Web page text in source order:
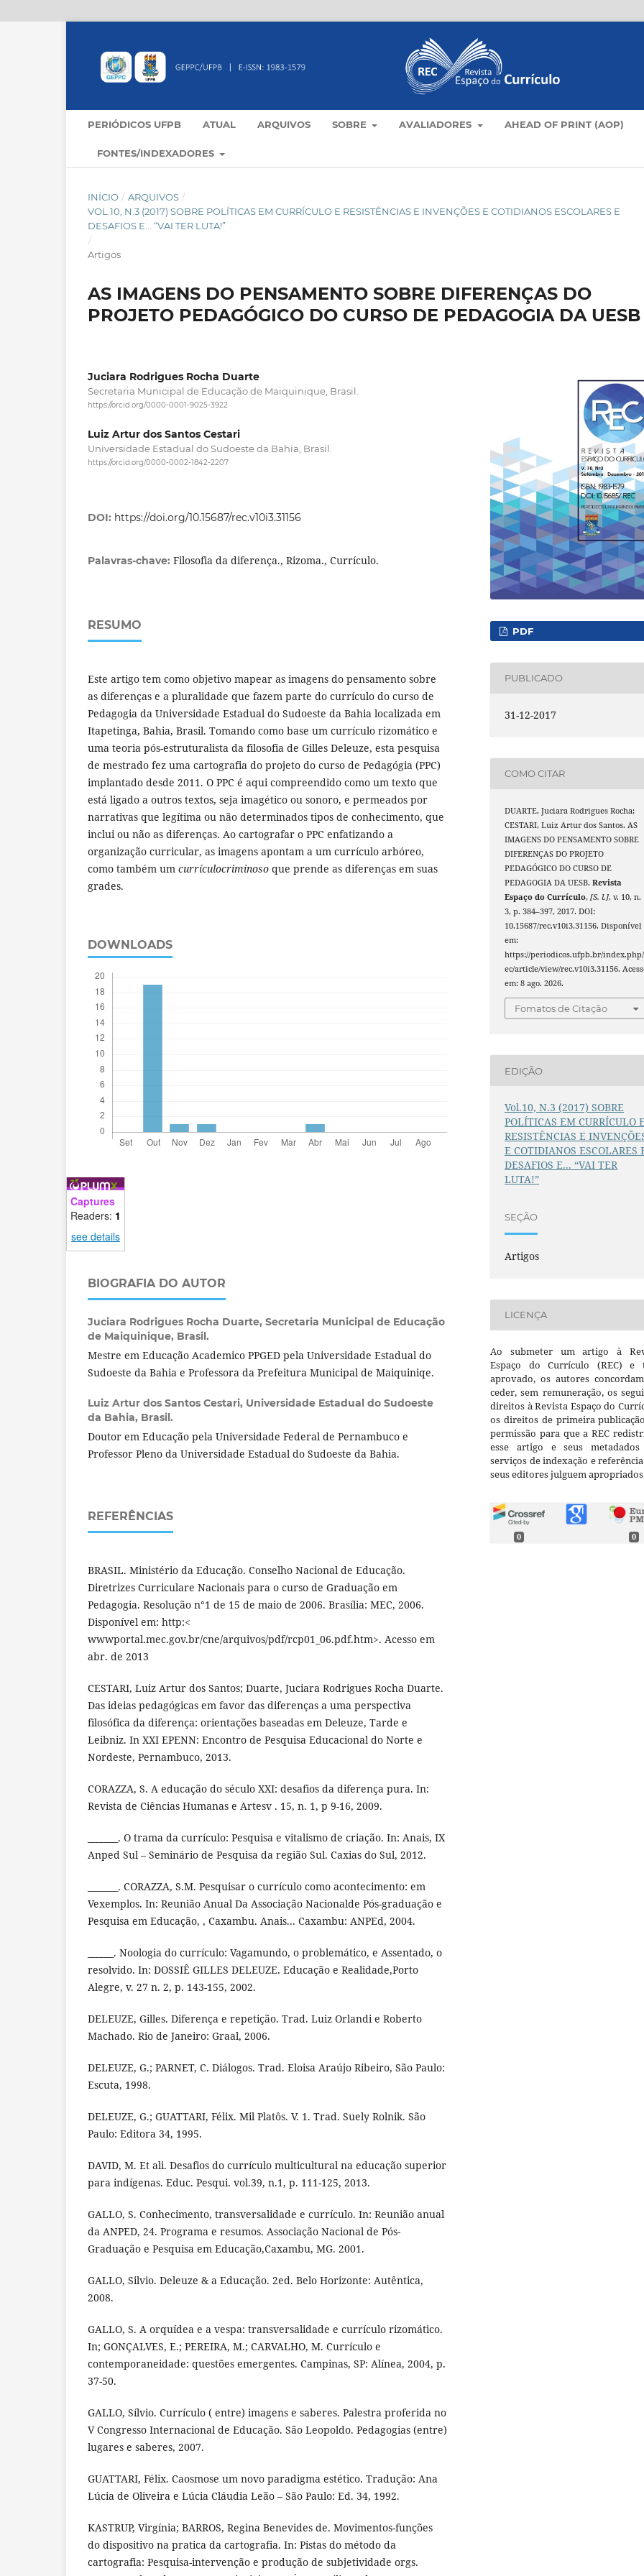
PERIÓDICOS UFPB ATUAL ARQUIVOS SOBRE AVALIADORES AHEAD OF PRINT (AOP)
FONTES/INDEXADORES
INÍCIO / ARQUIVOS /
VOL.10, N.3 (2017) SOBRE POLÍTICAS EM CURRÍCULO E RESISTÊNCIAS E INVENÇÕES E COTIDIANOS ESCOLARES E
DESAFIOS E... “VAI TER LUTA!”
/
Artigos
AS IMAGENS DO PENSAMENTO SOBRE DIFERENÇAS DO
PROJETO PEDAGÓGICO DO CURSO DE PEDAGOGIA DA UESB
Juciara Rodrigues Rocha Duarte
Secretaria Municipal de Educação de Maiquinique, Brasil.
https://orcid.org/0000-0001-9025-3922
Luiz Artur dos Santos Cestari
Universidade Estadual do Sudoeste da Bahia, Brasil.
https://orcid.org/0000-0002-1842-2207
DOI: https://doi.org/10.15687/rec.v10i3.31156
Palavras-chave: Filosofia da diferença., Rizoma., Currículo.
RESUMO
Este artigo tem como objetivo mapear as imagens do pensamento sobre
as diferenças e a pluralidade que fazem parte do currículo do curso de
Pedagogia da Universidade Estadual do Sudoeste da Bahia localizada em
Itapetinga, Bahia, Brasil. Tomando como base um currículo rizomático e
uma teoria pós-estruturalista da filosofia de Gilles Deleuze, esta pesquisa
de mestrado fez uma cartografia do projeto do curso de Pedagógia (PPC)
implantado desde 2011. O PPC é aqui compreendido como um texto que
está ligado a outros textos, seja imagético ou sonoro, e permeados por
narrativas que legítima ou não determinados tipos de conhecimento, que
inclui ou não as diferenças. Ao cartografar o PPC enfatizando a
organização curricular, as imagens apontam a um currículo arbóreo,
como também um currículocriminoso que prende as diferenças em suas
grades.
DOWNLOADS
Captures
Readers: 1
see details
BIOGRAFIA DO AUTOR
Juciara Rodrigues Rocha Duarte, Secretaria Municipal de Educação
de Maiquinique, Brasil.
Mestre em Educação Academico PPGED pela Universidade Estadual do
Sudoeste da Bahia e Professora da Prefeitura Municipal de Maiquiniqe.
Luiz Artur dos Santos Cestari, Universidade Estadual do Sudoeste
da Bahia, Brasil.
Doutor em Educação pela Universidade Federal de Pernambuco e
Professor Pleno da Universidade Estadual do Sudoeste da Bahia.
REFERÊNCIAS
BRASIL. Ministério da Educação. Conselho Nacional de Educação.
Diretrizes Curriculare Nacionais para o curso de Graduação em
Pedagogia. Resolução n°1 de 15 de maio de 2006. Brasília: MEC, 2006.
Disponível em: http:<
wwwportal.mec.gov.br/cne/arquivos/pdf/rcp01_06.pdf.htm>. Acesso em
abr. de 2013
CESTARI, Luiz Artur dos Santos; Duarte, Juciara Rodrigues Rocha Duarte.
Das ideias pedagógicas em favor das diferenças a uma perspectiva
filosófica da diferença: orientações baseadas em Deleuze, Tarde e
Leibniz. In XXI EPENN: Encontro de Pesquisa Educacional do Norte e
Nordeste, Pernambuco, 2013.
CORAZZA, S. A educação do século XXI: desafios da diferença pura. In:
Revista de Ciências Humanas e Artesv . 15, n. 1, p 9-16, 2009.
_______. O trama da currículo: Pesquisa e vitalismo de criação. In: Anais, IX
Anped Sul – Seminário de Pesquisa da região Sul. Caxias do Sul, 2012.
_______. CORAZZA, S.M. Pesquisar o currículo como acontecimento: em
Vexemplos. In: Reunião Anual Da Associação Nacionalde Pós-graduação e
Pesquisa em Educação, , Caxambu. Anais... Caxambu: ANPEd, 2004.
______. Noologia do currículo: Vagamundo, o problemático, e Assentado, o
resolvido. In: DOSSIÊ GILLES DELEUZE. Educação e Realidade,Porto
Alegre, v. 27 n. 2, p. 143-155, 2002.
DELEUZE, Gilles. Diferença e repetição. Trad. Luiz Orlandi e Roberto
Machado. Rio de Janeiro: Graal, 2006.
DELEUZE, G.; PARNET, C. Diálogos. Trad. Eloisa Araújo Ribeiro, São Paulo:
Escuta, 1998.
DELEUZE, G.; GUATTARI, Félix. Mil Platôs. V. 1. Trad. Suely Rolnik. São
Paulo: Editora 34, 1995.
DAVID, M. Et ali. Desafios do currículo multicultural na educação superior
para indígenas. Educ. Pesqui. vol.39, n.1, p. 111-125, 2013.
GALLO, S. Conhecimento, transversalidade e currículo. In: Reunião anual
da ANPED, 24. Programa e resumos. Associação Nacional de Pós-
Graduação e Pesquisa em Educação,Caxambu, MG. 2001.
GALLO, Silvio. Deleuze & a Educação. 2ed. Belo Horizonte: Autêntica,
2008.
GALLO, S. A orquídea e a vespa: transversalidade e currículo rizomático.
In; GONÇALVES, E.; PEREIRA, M.; CARVALHO, M. Currículo e
contemporaneidade: questões emergentes. Campinas, SP: Alínea, 2004, p.
37-50.
GALLO, Sílvio. Currículo ( entre) imagens e saberes. Palestra proferida no
V Congresso Internacional de Educação. São Leopoldo. Pedagogias (entre)
lugares e saberes, 2007.
GUATTARI, Félix. Caosmose um novo paradigma estético. Tradução: Ana
Lúcia de Oliveira e Lúcia Cláudia Leão – São Paulo: Ed. 34, 1992.
KASTRUP, Virgínia; BARROS, Regina Benevides de. Movimentos-funções
do dispositivo na pratica da cartografia. In: Pistas do método da
cartografia: Pesquisa-intervenção e produção de subjetividade orgs.
PDF
PUBLICADO
31-12-2017
COMO CITAR
DUARTE, Juciara Rodrigues Rocha;
CESTARI, Luiz Artur dos Santos. AS
IMAGENS DO PENSAMENTO SOBRE
DIFERENÇAS DO PROJETO
PEDAGÓGICO DO CURSO DE
PEDAGOGIA DA UESB.Revista
Espaço do Currículo,[S. l.], v. 10, n.
3, p. 384–397, 2017. DOI:
10.15687/rec.v10i3.31156. Disponível
em:
https://periodicos.ufpb.br/
ec/article/view/rec.v10i3.31156.
em: 8 ago. 2026.
Fomatos de Citação
EDIÇÃO
Vol.10, N.3 (2017) SOBRE
POLÍTICAS EM CURRÍCULO E
RESISTÊNCIAS E
E COTIDIANOS ESCOLARES
DESAFIOS E... “VAI TER
LUTA!”
SEÇÃO
Artigos
LICENÇA
Ao submeter um artigo à
Espaço do Currículo (REC) e
aprovado, os autores
ceder, sem remuneração, os
direitos à Revista Espaço do
os direitos de primeira
permissão para que a REC
esse artigo e seus metadados
serviços de indexação e
seus editores julguem
0 0